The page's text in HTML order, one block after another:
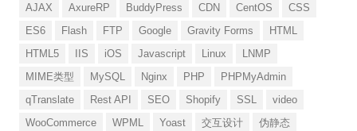
AJAX AxureRP BuddyPress CDN CentOS
CSS
ES6
Flash FTP Google Gravity Forms
HTML
HTML5
IIS iOS Javascript Linux
LNMP
MIME类型
MySQL Nginx PHP
PHPMyAdmin
qTranslate
Rest API SEO Shopify SSL
video
WooCommerce
WPML Yoast 交互设计
伪静态